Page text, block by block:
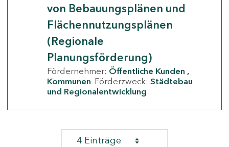
von Bebauungsplänen und
Flächennutzungsplänen
(Regionale
Planungsförderung)
Fördernehmer: Öffentliche Kunden
Kommunen Förderzweck: Städtebau
und Regionalentwicklung
4 Einträge